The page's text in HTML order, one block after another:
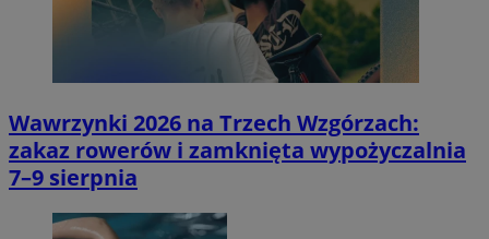
Wawrzynki 2026 na Trzech Wzgórzach:
zakaz rowerów i zamknięta wypożyczalnia
7–9 sierpnia